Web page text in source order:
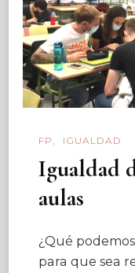
FP IGUALDAD
Igualdad
aulas
¿Qué
para que sea